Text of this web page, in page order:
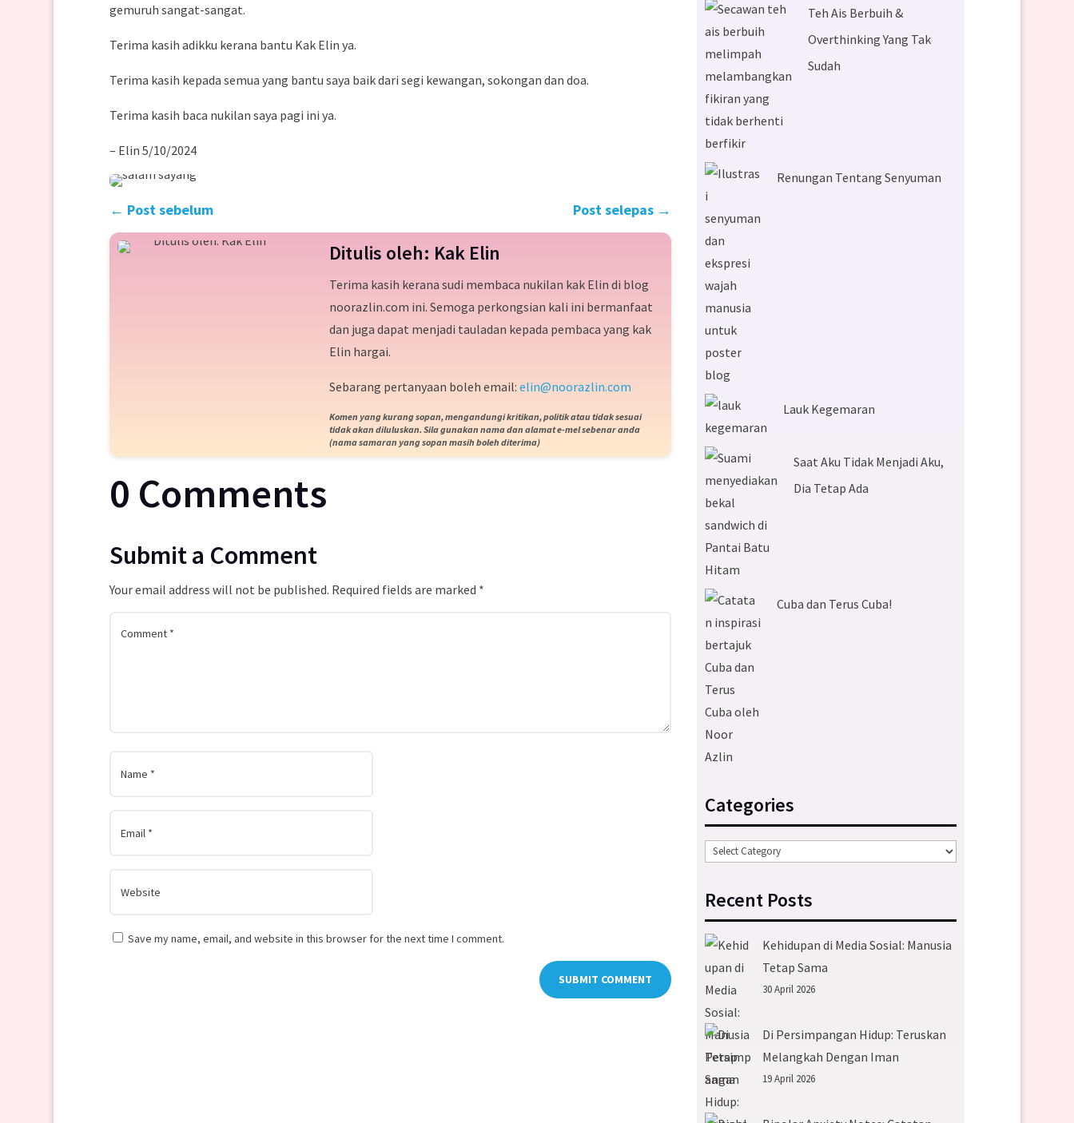
gemuruh sangat-sangat.
Terima kasih adikku kerana bantu Kak Elin ya.
Terima kasih kepada semua yang bantu saya baik dari segi kewangan, sokongan dan doa.
Terima kasih baca nukilan saya pagi ini ya.
– Elin 5/10/2024
← Post sebelum Post selepas →
Ditulis oleh: Kak Elin
Terima kasih kerana sudi membaca nukilan kak Elin di blog
noorazlin.com ini. Semoga perkongsian kali ini bermanfaat
dan juga dapat menjadi tauladan kepada pembaca yang kak
Elin hargai.
Sebarang pertanyaan boleh email:elin@noorazlin.com
Komen yang kurang sopan, mengandungi kritikan, politik atau tidak sesuai
tidak akan diluluskan. Sila gunakan nama dan alamat e-mel sebenar anda
(nama samaran yang sopan masih boleh diterima)
0 Comments
Submit a Comment
Your email address will not be published. Required fields are marked *
Save my name, email, and website in this browser for the next time I comment.
SUBMIT COMMENT
Teh Ais Berbuih &
Overthinking Yang Tak
Sudah
Renungan Tentang Senyuman
Lauk Kegemaran
Saat Aku Tidak Menjadi Aku,
Dia Tetap Ada
Cuba dan Terus Cuba!
Categories
Categories
Recent Posts
Kehidupan di Media Sosial: Manusia
Tetap Sama
30 April 2026
Di Persimpangan Hidup: Teruskan
Melangkah Dengan Iman
19 April 2026